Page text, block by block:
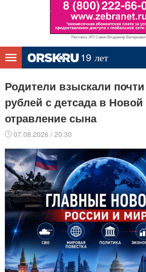
Реклама. ИП Савин Владимир Валерьевич
Родители взыскали
рублей с детсада в
отравление сына
07.08.2026 / 20:30